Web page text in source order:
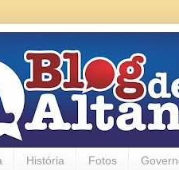
História Fotos